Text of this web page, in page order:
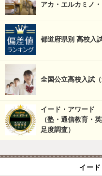
アカ・エルカミノ
都道府県別 高校入
全国公立高校入試
イード・アワード
（塾・通信教育・
足度調査）
イー